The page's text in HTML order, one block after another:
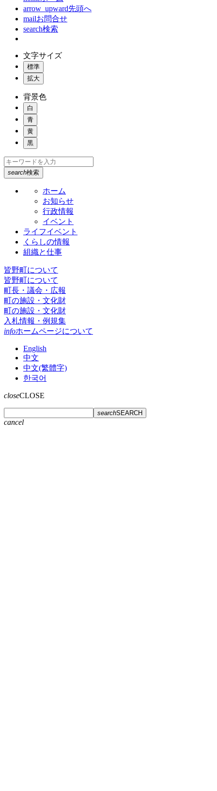
arrow_upward先頭へ
mailお問合せ
search検索
文字サイズ
標準
拡大
背景色
白
青
黄
黒
search検索
ホーム
お知らせ
行政情報
イベント
ライフイベント
くらしの情報
組織と仕事
皆野町について
皆野町について
町長・議会・広報
町の施設・文化財
町の施設・文化財
入札情報・例規集
infoホームページについて
English
中文
中文(繁體字)
한국어
closeCLOSE
searchSEARCH
cancel